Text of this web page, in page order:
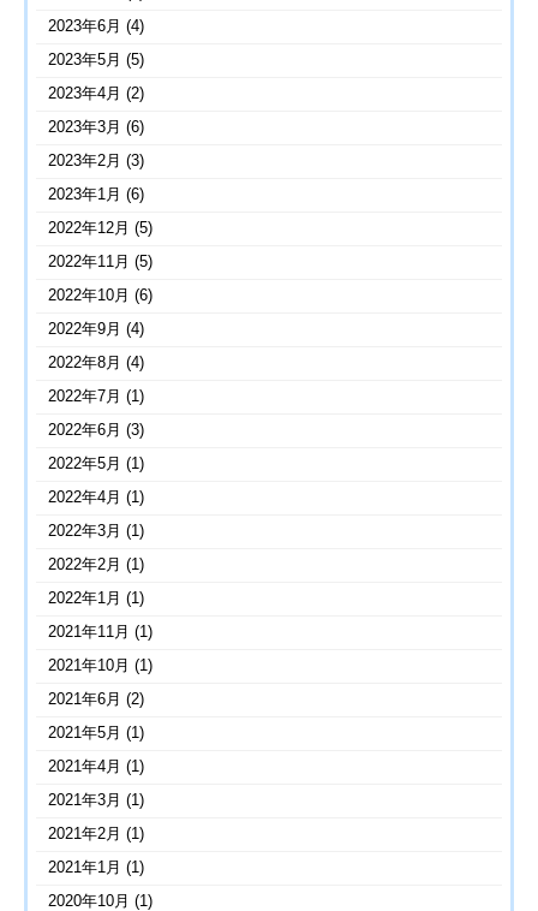
2023年6月 (4)
2023年5月 (5)
2023年4月 (2)
2023年3月 (6)
2023年2月 (3)
2023年1月 (6)
2022年12月 (5)
2022年11月 (5)
2022年10月 (6)
2022年9月 (4)
2022年8月 (4)
2022年7月 (1)
2022年6月 (3)
2022年5月 (1)
2022年4月 (1)
2022年3月 (1)
2022年2月 (1)
2022年1月 (1)
2021年11月 (1)
2021年10月 (1)
2021年6月 (2)
2021年5月 (1)
2021年4月 (1)
2021年3月 (1)
2021年2月 (1)
2021年1月 (1)
2020年10月 (1)